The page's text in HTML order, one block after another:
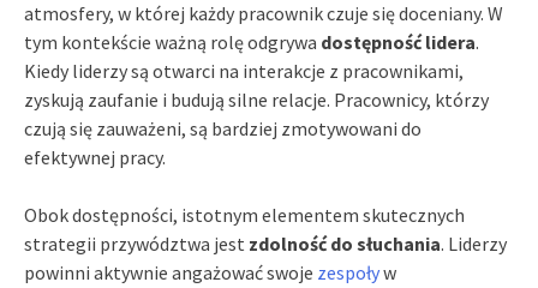
atmosfery, w której każdy pracownik czuje się doceniany. W
tym kontekście ważną rolę odgrywa dostępność lidera.
Kiedy liderzy są otwarci na interakcje z pracownikami,
zyskują zaufanie i budują silne relacje. Pracownicy, którzy
czują się zauważeni, są bardziej zmotywowani do
efektywnej pracy.
Obok dostępności, istotnym elementem skutecznych
strategii przywództwa jest zdolność do słuchania. Liderzy
powinni aktywnie angażować swoje zespoływ